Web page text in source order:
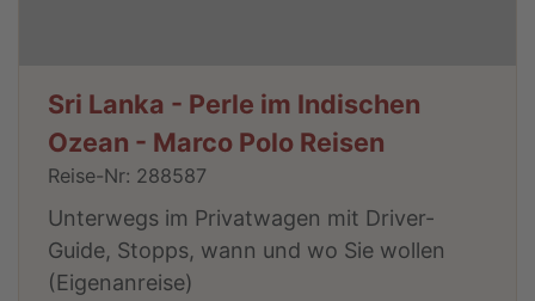
Sri Lanka - Perle im Indischen
Ozean - Marco Polo Reisen
Reise-Nr: 288587
Unterwegs im Privatwagen mit Driver-
Guide, Stopps, wann und wo Sie wollen
(Eigenanreise)